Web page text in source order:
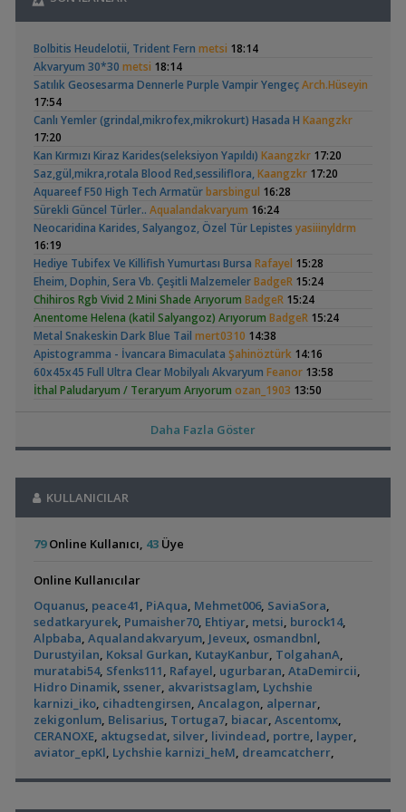
Bitki Türleri ve Bakımı
Bitki Türleri ve Bakımı
30x20x20 akvaristsaglam, 20:15
Akvaryum Tanıtımı
Japon Balığım Yüzeyde Hava Almaya Çalışıyor
18:01
Yeni Üye Forumu
Karides Akvaryumu: Karideslerim Ölüyorugurbaran,17:24
Yeni Üye Forumu
Beta Balığında İdeal Damızlık Yaşı Kaç Aydır?
Yeni Üye Forumu
Filtre ÖnerisiSemihDinçer,17:17
Yeni Üye Forumu
Tek Co2 Tüpü Aynı Anda 2 Akvaryumda Kullanılır Mı?
GETS34,10:03
Işık CO2 ve Ekipmanlar
Klorlu Suya Girmiş Pipo Filtrehoppala,02:22
Filtreleme Seçenekleri
Akvaryum Daki Beyaz İnce SolucanlarAhmet53,23:56
Yeni Üye Forumu
Aquasphere Tr Youtube KanalıIgorVladimir,23:11
Vahşi Beta Ve Labirentli Hobicileri, Birleşin!
Süngerle 24 Saatte Sessiz Artemia ÇıkarmaBLGHN,21:15
Malzemeler ve Yemler Forumu
Merhaba Bütçem Max 1200 Civarı Sessiz Çift Çıkışlı
Akvaryum ve Tür Tavsiyesi
37 Litrelik Siyah Neon Tetra Akvaryumum Ahmet53,
Akvaryum Tanıtımı
Red Mangrove (rhizophora Mangle) bilentungul,14:43
Akvaryum Tanıtımı
Dwarf Puffer / Pea Puffer Türkiye’de BesleyenlerFuture07
14:25
Diğer Tatlı Su Canlıları
135 Lt Akvaryum İçin Bu Canlı Sayısı Fazla Mı? Betta_King
12:01
Yeni Üye Forumu
Betamda Kuyruk Erimesi Mi Var?runfile,10:14
Hongsloi Çiftim Ve
Yavruları
(4)
Betta Antuta
Ramshorn Hakkında
Her Şey
Elma Salyangozu
Güncel
Otocinclus
Siamensis Alg Eater (
Sae )
Vatoz Akvaryumu
30x20x20 Ramshorn
Akvaryumu
Leonardit Zeminli
Akvaryum Kurulumu
37 Litrelik Siyah
Neon Tetra
Red Mangrove
Akvaryumum
Küçük Bir Su
Birikintisi :)
(2)
Bolbitis Heudelotii, Trident Fern metsi 18:14
Akvaryum 30*30 metsi 18:14
Satılık Geosesarma Dennerle Purple Vampir YengeçArch.Hüseyin
17:54
Canlı Yemler (grindal,mikrofex,mikrokurt) Hasada H Kaangzkr
17:20
Kan Kırmızı Kiraz Karides(seleksiyon Yapıldı) Kaangzkr 17:20
Saz,gül,mikra,rotala Blood Red,sessiliflora,Kaangzkr 17:20
Aquareef F50 High Tech Armatürbarsbingul 16:28
Sürekli Güncel Türler.. Aqualandakvaryum 16:24
Neocaridina Karides, Salyangoz, Özel Tür Lepistes yasiiinyldrm
16:19
Hediye Tubifex Ve Killifish Yumurtası Bursa Rafayel 15:28
Eheim, Dophin, Sera Vb. Çeşitli MalzemelerBadgeR 15:24
Chihiros Rgb Vivid 2 Mini Shade Arıyorum BadgeR 15:24
Anentome Helena (katil Salyangoz) Arıyorum BadgeR 15:24
Metal Snakeskin Dark Blue Tail mert0310 14:38
Apistogramma - İvancara Bimaculata Şahinöztürk 14:16
60x45x45 Full Ultra Clear Mobilyalı Akvaryum Feanor 13:58
İthal Paludaryum / Teraryum Arıyorum ozan_1903 13:50
Mikrofex & Su Piresi & Mikrokurt scorpion26
Leleupi & Brichardi & 4 Çeşit Nadir Endlerscorpion2613:34
Mikrofex-grindal-mikrokurt-sirkekurdu-izya Tubifex
tuncaysargin13:26
100cm Ceraqua Firefly Armatüregedin13:24
🌿 Makro➕️ Mikro➕ Excel🌲 Akvaryum Gübreleri
Anubiasemregungor 12:56
Eheim Biopower 240 İç Filtre
Pangio Kuhlilivadi12:31
Ful Red LepistesÖĞRÜNÇ11:56
Exel , Ramshorm , Bitki CevdetSERBEST11:42
Su Piresi 200 - 300 Adet 100 Tl CevdetSERBEST 11:42
Moss TeliCevdetSERBEST 11:42
Gold Laser Corydoras (3d-6e)
Emirk
10:58
🐬˚˖𓍢✨໋ 🐋✧˚koleksiyonluk Bitkiler˚˖🐬˚✨໋ 🐋✧˚.🐟hasancn10:04
Cam Emiş Basış ,gübre Seti 7 Parça hasancn10:04
High Tech Paketleri %40 İndimli Tek Pakethasancn10:04
Melek Çifti Yumurta Diziyordream0709:52
Daha Fazla Göster
KULLANICILAR
79Online Kullanıcı, 43Üye
Online Kullanıcılar
Oquanus, peace41, PiAqua, Mehmet006, SaviaSora,
sedatkaryurek, Pumaisher70, Ehtiyar, metsi, burock14,
Alpbaba, Aqualandakvaryum, Jeveux, osmandbnl,
Durustyilan, Koksal Gurkan, KutayKanbur, TolgahanA,
muratabi54, Sfenks111, Rafayel, ugurbaran, AtaDemircii,
Hidro Dinamik, ssener, akvaristsaglam, Lychshie
karnizi_iko, cihadtengirsen, Ancalagon, alpernar,
zekigonlum, Belisarius, Tortuga7, biacar, Ascentomx,
CERANOXE, aktugsedat, silver, livindead, portre, layper,
aviator_epKl, Lychshie karnizi_heM, dreamcatcherr,